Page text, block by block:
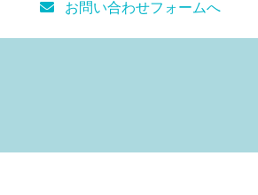
お問い合わせフォームへ